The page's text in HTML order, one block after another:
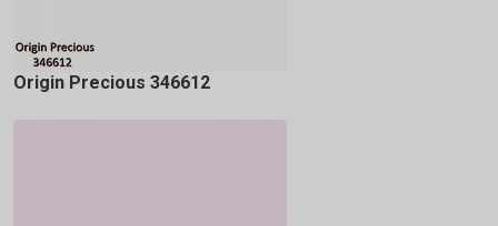
Origin Precious 346612